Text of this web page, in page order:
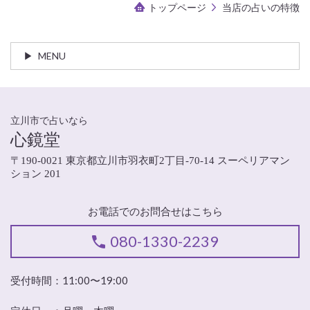
トップページ 当店の占いの特徴
MENU
立川市で占いなら
心鏡堂
〒190-0021 東京都立川市羽衣町2丁目-70-14 スーペリアマン
ション 201
お電話でのお問合せはこちら
080-1330-2239
受付時間：11:00〜19:00